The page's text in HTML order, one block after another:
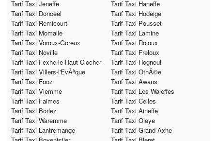
Tarif Taxi Jeneffe
Tarif Taxi Haneffe
Tarif Taxi Donceel
Tarif Taxi Hodeige
Tarif Taxi Remicourt
Tarif Taxi Pousset
Tarif Taxi Momalle
Tarif Taxi Lamine
Tarif Taxi Voroux-Goreux
Tarif Taxi Roloux
Tarif Taxi Noville
Tarif Taxi Freloux
Tarif Taxi Fexhe-le-Haut-Clocher
Tarif Taxi Hognoul
Tarif Taxi Villers-l'EvÃªque
Tarif Taxi OthÃ©e
Tarif Taxi Fooz
Tarif Taxi Awans
Tarif Taxi Viemme
Tarif Taxi Les Waleffes
Tarif Taxi Faimes
Tarif Taxi Celles
Tarif Taxi Borlez
Tarif Taxi Aineffe
Tarif Taxi Waremme
Tarif Taxi Oleye
Tarif Taxi Lantremange
Tarif Taxi Grand-Axhe